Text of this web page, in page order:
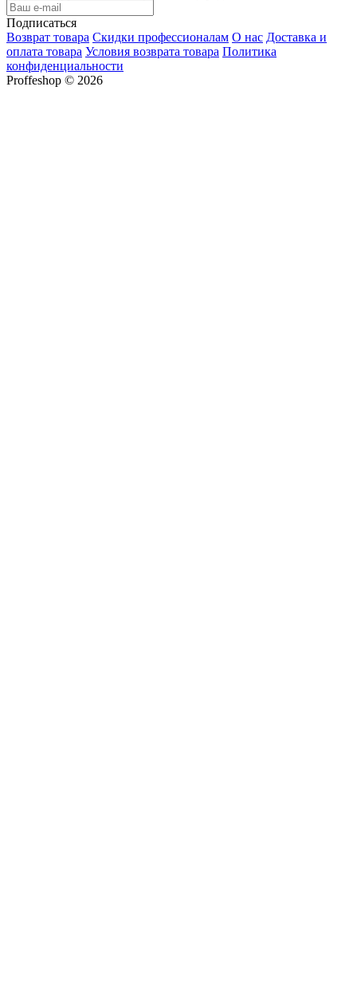
Подписаться
Возврат товара Скидки профессионалам О нас Доставка и
оплата товара Условия возврата товара Политика
конфиденциальности
Proffeshop © 2026